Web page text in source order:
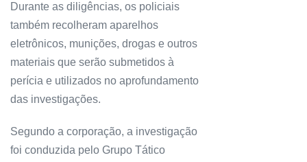
Durante as diligências, os policiais
também recolheram aparelhos
eletrônicos, munições, drogas e outros
materiais que serão submetidos à
perícia e utilizados no aprofundamento
das investigações.
Segundo a corporação, a investigação
foi conduzida pelo Grupo Tático